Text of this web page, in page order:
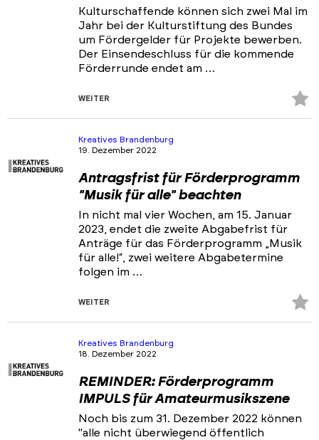
Kulturschaffende können sich zwei Mal im
Jahr bei der Kulturstiftung des Bundes
um Fördergelder für Projekte bewerben.
Der Einsendeschluss für die kommende
Förderrunde endet am …
WEITER
Kreatives Brandenburg
19. Dezember 2022
Antragsfrist für Förderprogramm
"Musik für alle" beachten
In nicht mal vier Wochen, am 15. Januar
2023, endet die zweite Abgabefrist für
Anträge für das Förderprogramm „Musik
für alle!“, zwei weitere Abgabetermine
folgen im …
WEITER
Kreatives Brandenburg
18. Dezember 2022
REMINDER: Förderprogramm
IMPULS für Amateurmusikszene
Noch bis zum 31. Dezember 2022 können
"alle nicht überwiegend öffentlich